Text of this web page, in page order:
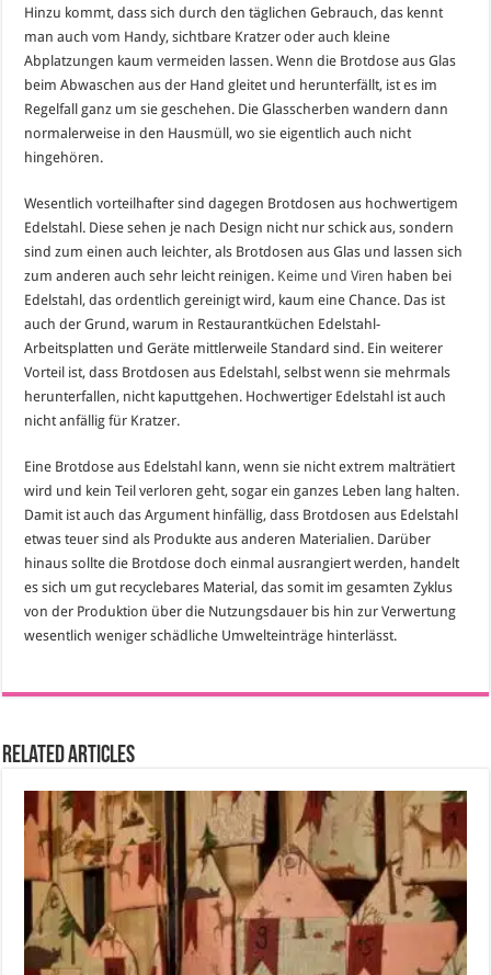
Hinzu kommt, dass sich durch den täglichen Gebrauch, das kennt
man auch vom Handy, sichtbare Kratzer oder auch kleine
Abplatzungen kaum vermeiden lassen. Wenn die Brotdose aus Glas
beim Abwaschen aus der Hand gleitet und herunterfällt, ist es im
Regelfall ganz um sie geschehen. Die Glasscherben wandern dann
normalerweise in den Hausmüll, wo sie eigentlich auch nicht
hingehören.
Wesentlich vorteilhafter sind dagegen Brotdosen aus hochwertigem
Edelstahl. Diese sehen je nach Design nicht nur schick aus, sondern
sind zum einen auch leichter, als Brotdosen aus Glas und lassen sich
zum anderen auch sehr leicht reinigen. Keime und Viren haben bei
Edelstahl, das ordentlich gereinigt wird, kaum eine Chance. Das ist
auch der Grund, warum in Restaurantküchen Edelstahl-
Arbeitsplatten und Geräte mittlerweile Standard sind. Ein weiterer
Vorteil ist, dass Brotdosen aus Edelstahl, selbst wenn sie mehrmals
herunterfallen, nicht kaputtgehen. Hochwertiger Edelstahl ist auch
nicht anfällig für Kratzer.
Eine Brotdose aus Edelstahl kann, wenn sie nicht extrem malträtiert
wird und kein Teil verloren geht, sogar ein ganzes Leben lang halten.
Damit ist auch das Argument hinfällig, dass Brotdosen aus Edelstahl
etwas teuer sind als Produkte aus anderen Materialien. Darüber
hinaus sollte die Brotdose doch einmal ausrangiert werden, handelt
es sich um gut recyclebares Material, das somit im gesamten Zyklus
von der Produktion über die Nutzungsdauer bis hin zur Verwertung
wesentlich weniger schädliche Umwelteinträge hinterlässt.
Related Articles